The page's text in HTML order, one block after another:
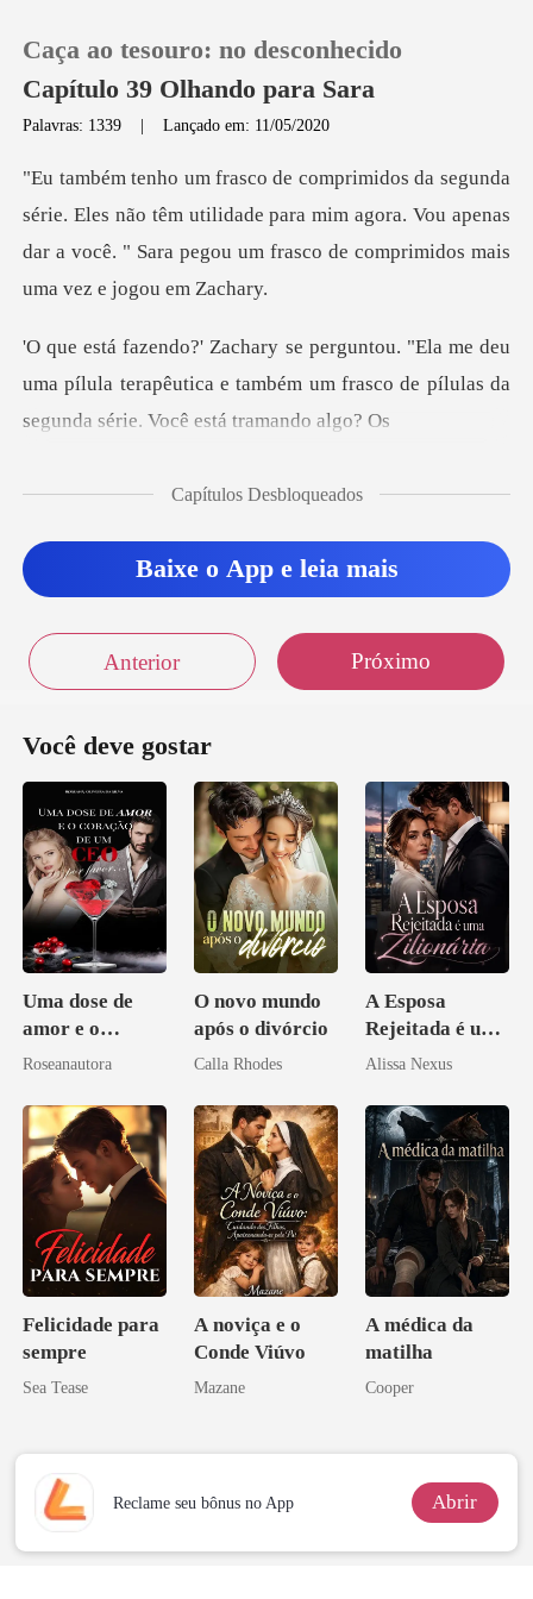
0
Loja
Sair
Caça ao tesouro: no desconhecido
Capítulo 39 Olhando para Sara
Palavras: 1339 |Lançado em: 11/05/2020
não têm utilidade para mim agora. Vou apenas
dar a você. " Sara
deu
uma pílula terapêutica e também um frasco de p
Capítulos Desbloqueados
Baixe o App e leia mais
Anterior Próximo
Você deve gostar
Uma dose de
amor e o
coração de um
Roseanautora
O novo mundo
após o divórcio
Calla Rhodes
A Esposa
Rejeitada é uma
Zilionária
Alissa Nexus
Felicidade para
sempre
Sea Tease
A noviça e o
Conde Viúvo
Mazane
A médica da
matilha
Cooper
Reclame seu bônus no App Abrir